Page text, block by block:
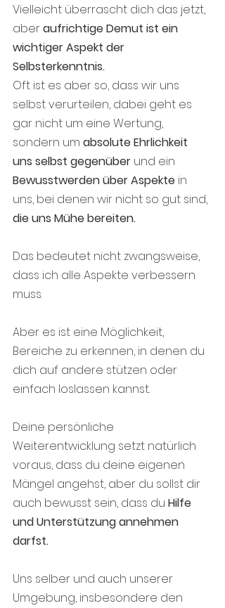
Vielleicht überrascht dich das jetzt,
aber aufrichtige Demut ist ein
wichtiger Aspekt der
Selbsterkenntnis.
Oft ist es aber so, dass wir uns
selbst verurteilen, dabei geht es
gar nicht um eine Wertung,
sondern um absolute Ehrlichkeit
uns selbst gegenüber und ein
Bewusstwerden über Aspekte in
uns, bei denen wir nicht so gut sind,
die uns Mühe bereiten.
Das bedeutet nicht zwangsweise,
dass ich alle Aspekte verbessern
muss.
Aber es ist eine Möglichkeit,
Bereiche zu erkennen, in denen du
dich auf andere stützen oder
einfach loslassen kannst.
Deine persönliche
Weiterentwicklung setzt natürlich
voraus, dass du deine eigenen
Mängel angehst, aber du sollst dir
auch bewusst sein, dass du Hilfe
und Unterstützung annehmen
darfst.
Uns selber und auch unserer
Umgebung, insbesondere den